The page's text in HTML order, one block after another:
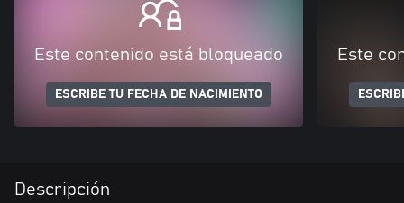
Este contenido está bloqueado
ESCRIBE TU FECHA DE NACIMIENTO
Este
Descripción